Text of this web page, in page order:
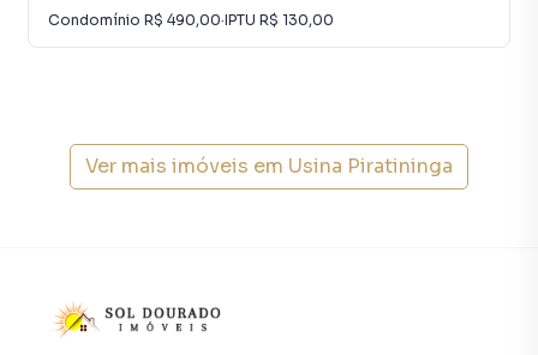
Condomínio R$ 490,00·IPTU R$ 130,00
Ver mais imóveis em Usina Piratininga